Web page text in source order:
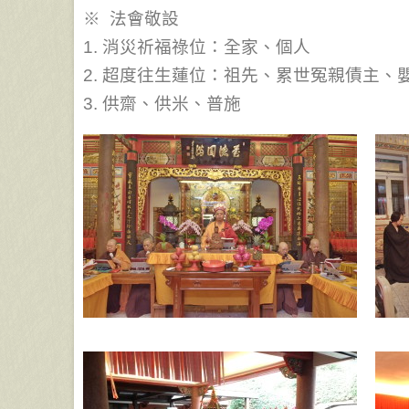
※ 法會敬設
1. 消災祈福祿位：全家、個人
2. 超度往生蓮位：祖先、累世冤親債主、
3. 供齋、供米、普施